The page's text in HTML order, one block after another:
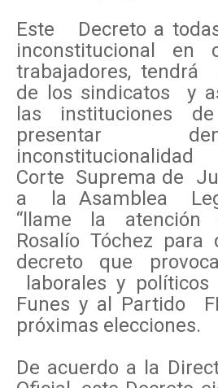
Este Decreto a
inconstitucional en
trabajadores, tendrá
de los sindicatos y
las instituciones
presentar
Corte Suprema de
a la Asamblea
“llame la atención
Rosalío Tóchez para
decreto que
laborales y
Funes y al Partido
próximas elecciones.
De acuerdo a la